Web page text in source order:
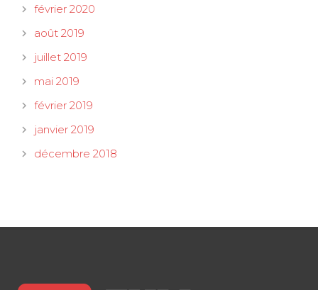
février 2020
août 2019
juillet 2019
mai 2019
février 2019
janvier 2019
décembre 2018